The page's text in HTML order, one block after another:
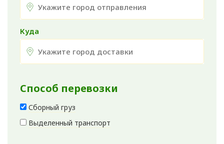
Куда
Способ перевозки
Сборный груз
Выделенный транспорт